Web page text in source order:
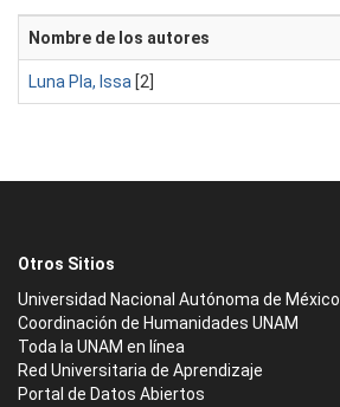
Nombre de los autores
Luna Pla, Issa [2]
Otros Sitios
Universidad Nacional Autónoma de México
Coordinación de Humanidades UNAM
Toda la UNAM en línea
Red Universitaria de Aprendizaje
Portal de Datos Abiertos